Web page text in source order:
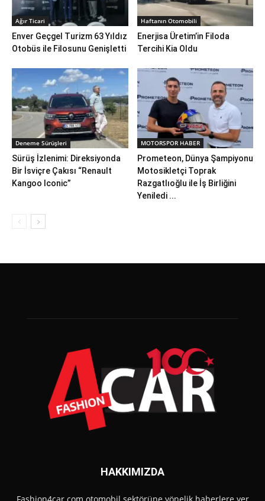
Ağır Ticari
Enver Geçgel Turizm 63 Yıldız
Otobüs ile Filosunu Genişletti
Haftanın Otomobili
Enerjisa Üretim’in Filoda
Tercihi Kia Oldu
Deneme Sürüşleri
Sürüş İzlenimi: Direksiyonda
Bir İsviçre Çakısı “Renault
Kangoo Iconic”
MOTORSPOR HABER
Prometeon, Dünya Şampiyonu
Motosikletçi Toprak
Razgatlıoğlu ile İş Birliğini
Yeniledi ...
HAKKIMIZDA